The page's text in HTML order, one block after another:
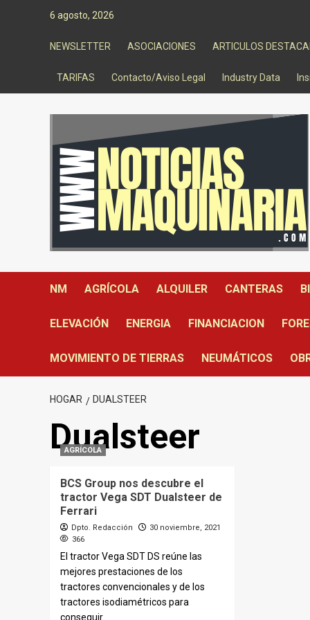
6 agosto, 2026
NEWSLETTER ASOCIACIONES ARTICULOS
TARIFAS Contacto/Aviso Legal Industry Data
NM AGRÍCOLA ALQUILER CANTERAS
ELEVACIÓN ENERGIA FINANCIACION
MOVIMIENTO DE TIERRAS NEUMÁTICOS
HOGAR DUALSTEER
Dualsteer
AGRÍCOLA
BCS Group nos descubre el
tractor Vega SDT Dualsteer de
Ferrari
Dpto. Redacción
30 noviembre, 2021
366
El tractor Vega SDT DS reúne las
mejores prestaciones de los
tractores convencionales y de los
tractores isodiamétricos para
conseguir...